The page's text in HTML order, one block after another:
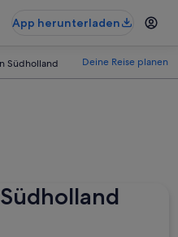
App herunterladen
Südholland Deine Reise planen